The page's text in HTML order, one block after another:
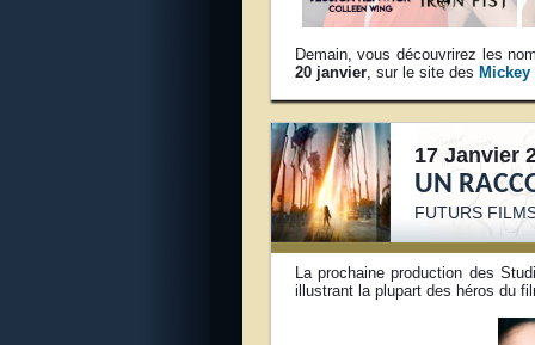
Demain, vous découvrirez les
20 janvier, sur le site des Mickey
17 Janvier
UN
FUTURS
La prochaine production des
illustrant la plupart des héros du